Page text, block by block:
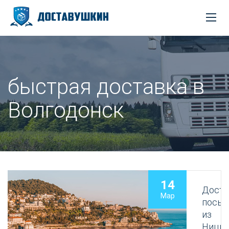
быстрая доставка в
Волгодонск
14
Мар
из